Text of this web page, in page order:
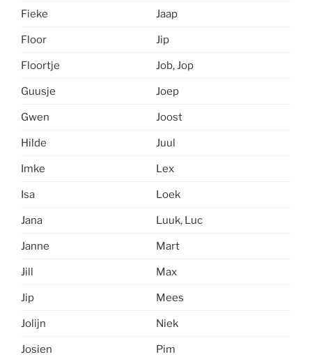
Fieke Jaap
Floor Jip
Floortje Job, Jop
Guusje Joep
Gwen Joost
Hilde Juul
Imke Lex
Isa Loek
Jana Luuk, Luc
Janne Mart
Jill Max
Jip Mees
Jolijn Niek
Josien Pim